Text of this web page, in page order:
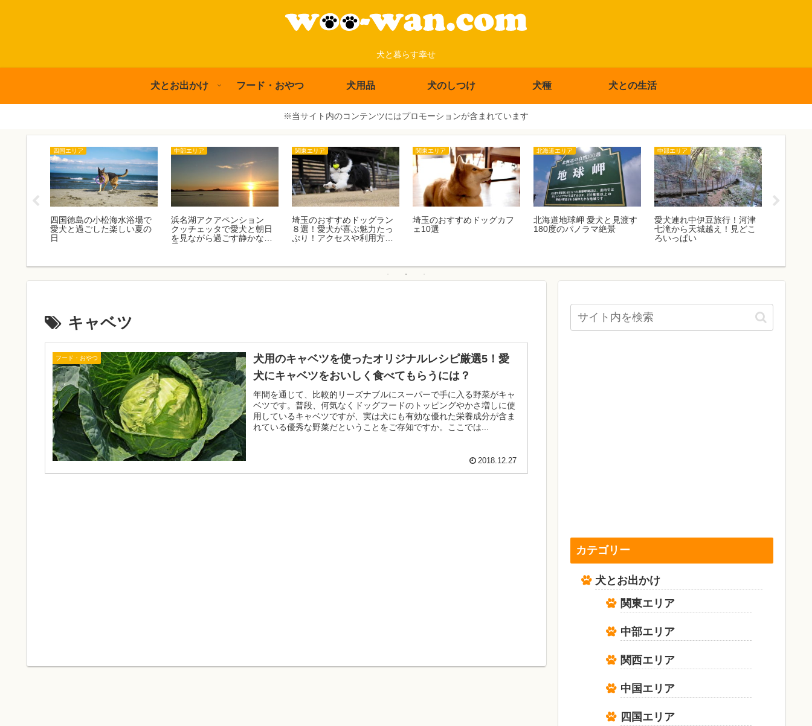
犬と暮らす幸せ
犬とお出かけ フード・おやつ 犬用品 犬のしつけ 犬種 犬との生活
※当サイト内のコンテンツにはプロモーションが含まれています
四国エリア
四国徳島の小松海水浴場で
愛犬と過ごした楽しい夏の
日
中部エリア
浜名湖アクアペンション
クッチェッタで愛犬と朝日
を見ながら過ごす静かな休
日
関東エリア
埼玉のおすすめドッグラン
８選！愛犬が喜ぶ魅力たっ
ぷり！アクセスや利用方法
も！
関東エリア
埼玉のおすすめドッグカフ
ェ10選
北海道エリア
北海道地球岬 愛犬と見渡す
180度のパノラマ絶景
中部エリア
愛犬連れ中伊豆旅行！河津
七滝から天城越え！見どこ
ろいっぱい
キャベツ
フード・おやつ
犬用のキャベツを使ったオリジナルレシピ厳選5！愛
犬にキャベツをおいしく食べてもらうには？
年間を通じて、比較的リーズナブルにスーパーで手に入る野菜がキャ
ベツです。普段、何気なくドッグフードのトッピングやかさ増しに使
用しているキャベツですが、実は犬にも有効な優れた栄養成分が含ま
れている優秀な野菜だということをご存知ですか。ここでは...
2018.12.27
カテゴリー
犬とお出かけ
関東エリア
中部エリア
関西エリア
中国エリア
四国エリア